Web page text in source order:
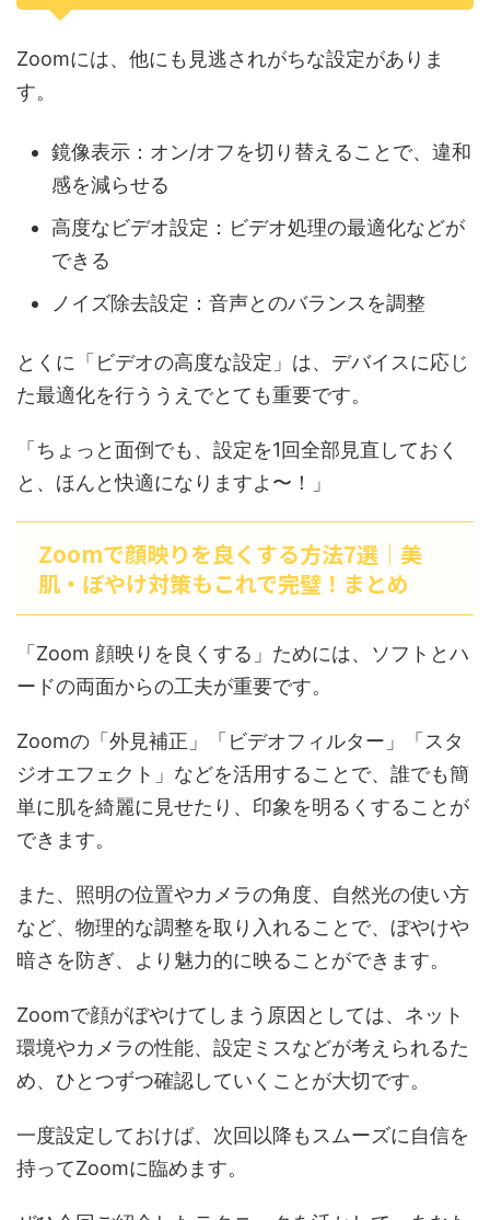
Zoomには、他にも見逃されがちな設定がありま
す。
鏡像表示：オン/オフを切り替えることで、違和
感を減らせる
高度なビデオ設定：ビデオ処理の最適化などが
できる
ノイズ除去設定：音声とのバランスを調整
とくに「ビデオの高度な設定」は、デバイスに応じ
た最適化を行ううえでとても重要です。
「ちょっと面倒でも、設定を1回全部見直しておく
と、ほんと快適になりますよ〜！」
Zoomで顔映りを良くする方法7選｜美
肌・ぼやけ対策もこれで完璧！まとめ
「Zoom 顔映りを良くする」ためには、ソフトとハ
ードの両面からの工夫が重要です。
Zoomの「外見補正」「ビデオフィルター」「スタ
ジオエフェクト」などを活用することで、誰でも簡
単に肌を綺麗に見せたり、印象を明るくすることが
できます。
また、照明の位置やカメラの角度、自然光の使い方
など、物理的な調整を取り入れることで、ぼやけや
暗さを防ぎ、より魅力的に映ることができます。
Zoomで顔がぼやけてしまう原因としては、ネット
環境やカメラの性能、設定ミスなどが考えられるた
め、ひとつずつ確認していくことが大切です。
一度設定しておけば、次回以降もスムーズに自信を
持ってZoomに臨めます。